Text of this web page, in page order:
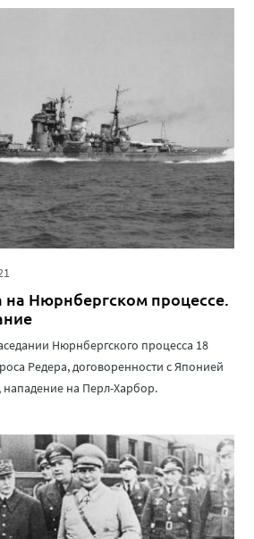
на Нюрнбергском процессе.
Нюрнбергского процесса 18
Редера, договоренности с Японией
нападение на Перл-Харбор.